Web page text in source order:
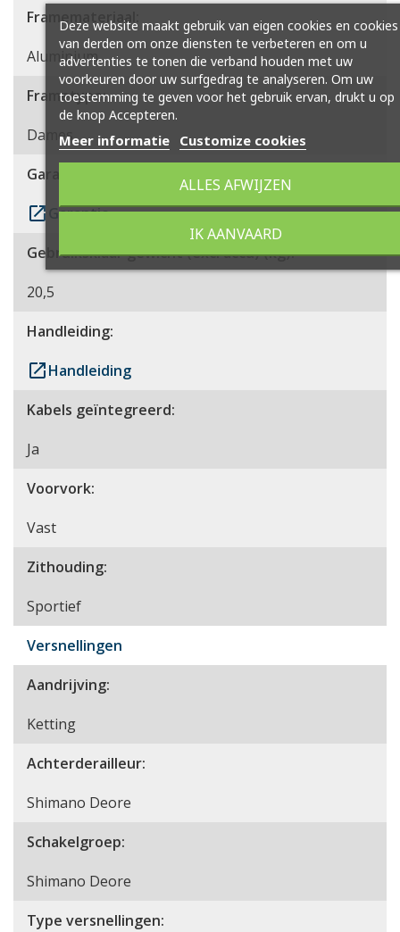
Framemateriaal:
Aluminium
Frametype:
Dames
Garantie:
launch Garantie
Gebruiksklaar gewicht (excl accu) (kg):
20,5
Handleiding:
launchHandleiding
Kabels geïntegreerd:
Ja
Voorvork:
Vast
Zithouding:
Sportief
Versnellingen
Aandrijving:
Ketting
Achterderailleur:
Shimano Deore
Schakelgroep:
Shimano Deore
Type versnellingen:
Deze website maakt gebruik van eigen cookies en cookies
van derden om onze diensten te verbeteren en om u
advertenties te tonen die verband houden met uw
voorkeuren door uw surfgedrag te analyseren. Om uw
toestemming te geven voor het gebruik ervan, drukt u op
de knop Accepteren.
Meer informatie Customize cookies
ALLES AFWIJZEN
IK AANVAARD